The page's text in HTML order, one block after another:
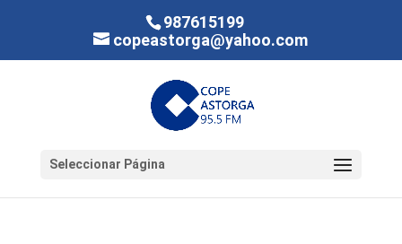
987615199
copeastorga@yahoo.com
Seleccionar Página